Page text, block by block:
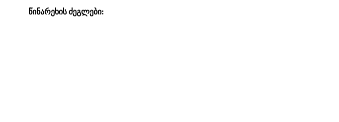
წინარეხის ძეგლები: